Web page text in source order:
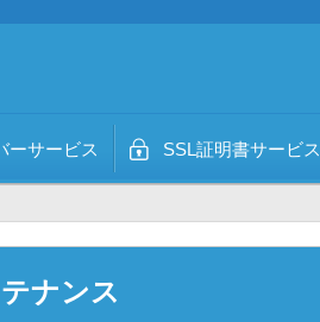
ーサービス SSL証明書サービス
ナンス